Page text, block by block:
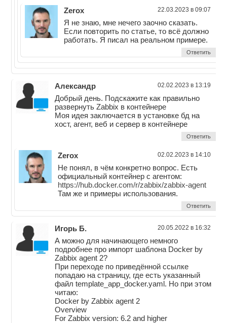
Zerox 22.03.2023 в 09:07
Я не знаю, мне нечего заочно сказать.
Если повторить по статье, то всё должно
работать. Я писал на реальном примере.
Ответить
Александр 02.02.2023 в 13:19
Добрый день. Подскажите как правильно
развернуть Zabbix в контейнере
Моя идея заключается в установке бд на
хост, агент, веб и сервер в контейнере
Ответить
Zerox 02.02.2023 в 14:10
Не понял, в чём конкретно вопрос. Есть
официальный контейнер с агентом:
https://hub.docker.com/r/zabbix/zabbix-agent
Там же и примеры использования.
Ответить
Игорь Б. 20.05.2022 в 16:32
А можно для начинающего немного
подробнее про импорт шаблона Docker by
Zabbix agent 2?
При переходе по приведённой ссылке
попадаю на страницу, где есть указанный
файл template_app_docker.yaml. Но при этом
читаю:
Docker by Zabbix agent 2
Overview
For Zabbix version: 6.2 and higher